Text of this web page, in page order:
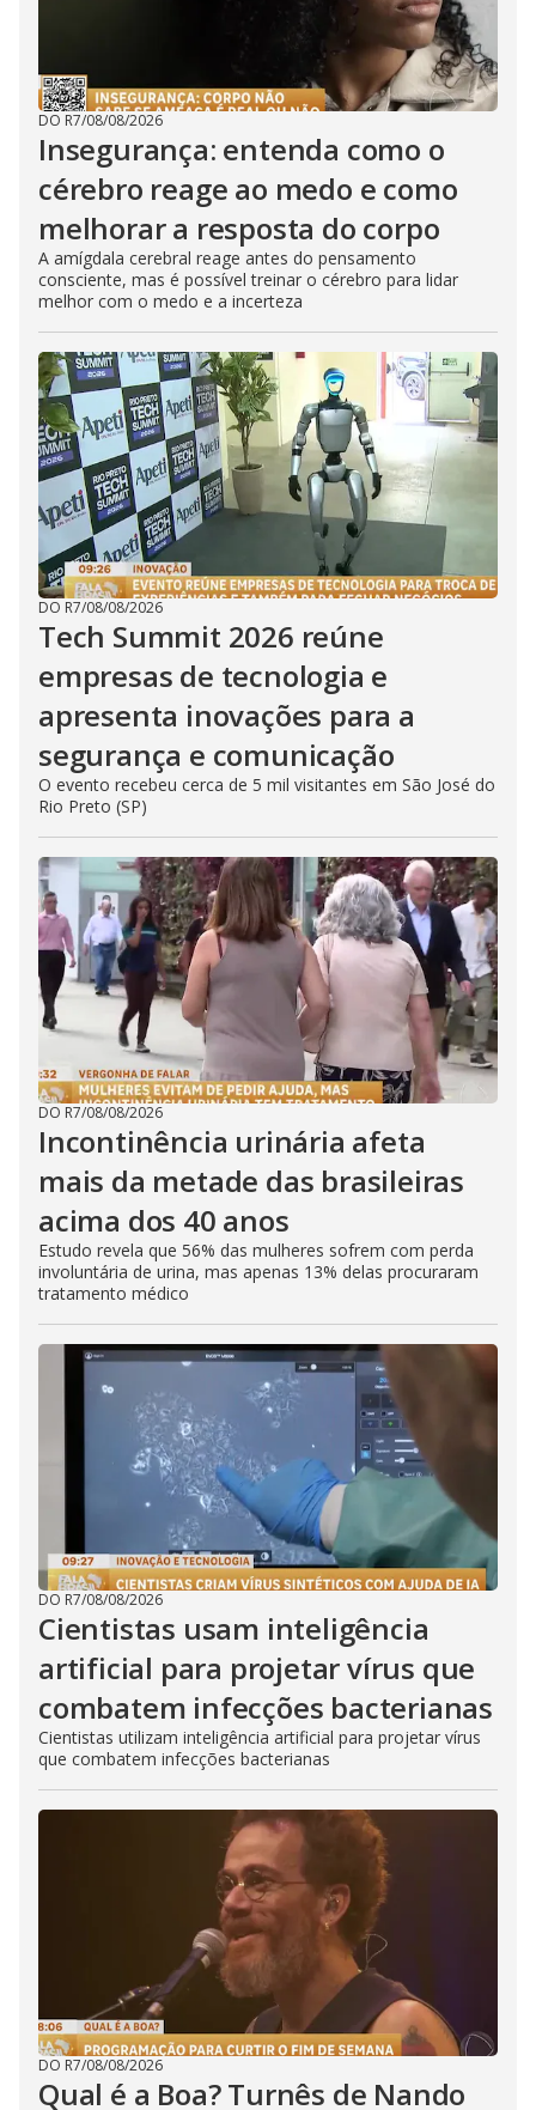
DO R7/08/08/2026
Insegurança: entenda como o
cérebro reage ao medo e como
melhorar a resposta do corpo
A amígdala cerebral reage antes do pensamento
consciente, mas é possível treinar o cérebro para lidar
melhor com o medo e a incerteza
DO R7/08/08/2026
Tech Summit 2026 reúne
empresas de tecnologia e
apresenta inovações para a
segurança e comunicação
O evento recebeu cerca de 5 mil visitantes em São José do
Rio Preto (SP)
DO R7/08/08/2026
Incontinência urinária afeta
mais da metade das brasileiras
acima dos 40 anos
Estudo revela que 56% das mulheres sofrem com perda
involuntária de urina, mas apenas 13% delas procuraram
tratamento médico
DO R7/08/08/2026
Cientistas usam inteligência
artificial para projetar vírus que
combatem infecções bacterianas
Cientistas utilizam inteligência artificial para projetar vírus
que combatem infecções bacterianas
DO R7/08/08/2026
Qual é a Boa? Turnês de Nando